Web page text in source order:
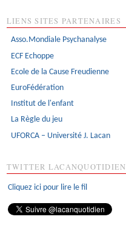
LIENS SITES PARTENAIRES
Asso.Mondiale Psychanalyse
ECF Echoppe
Ecole de la Cause Freudienne
EuroFédération
Institut de l'enfant
La Règle du jeu
UFORCA – Université J. Lacan
TWITTER LACANQUOTIDIEN
Cliquez ici pour lire le fil